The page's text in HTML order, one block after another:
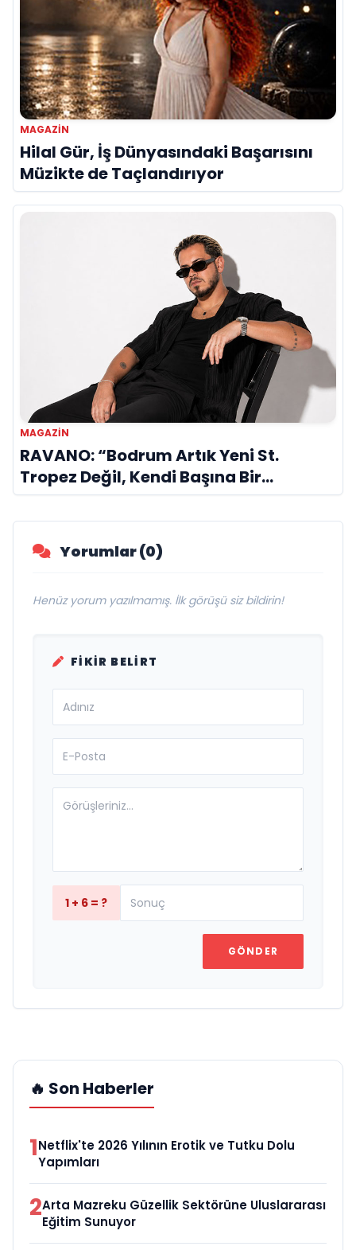
MAGAZIN
Hilal Gür, İş Dünyasındaki Başarısını
Müzikte de Taçlandırıyor
MAGAZIN
RAVANO: “Bodrum Artık Yeni St.
Tropez Değil, Kendi Başına Bir
Referans”
Yorumlar (0)
Henüz yorum yazılmamış. İlk görüşü siz bildirin!
FIKIR BELIRT
1 + 6 = ?
GÖNDER
🔥 Son Haberler
1Netflix'te 2026 Yılının Erotik ve Tutku Dolu
Yapımları
2Arta Mazreku Güzellik Sektörüne Uluslararası
Eğitim Sunuyor